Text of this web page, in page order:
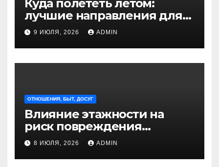
Куда полететь летом:
лучшие направления для
отдыха из Санкт-
Петербурга
9 ИЮЛЯ, 2026 ADMIN
ОТНОШЕНИЯ, БЫТ, ДОСУГ
Влияние этажности на
риск повреждения
недвижимости
8 ИЮЛЯ, 2026 ADMIN